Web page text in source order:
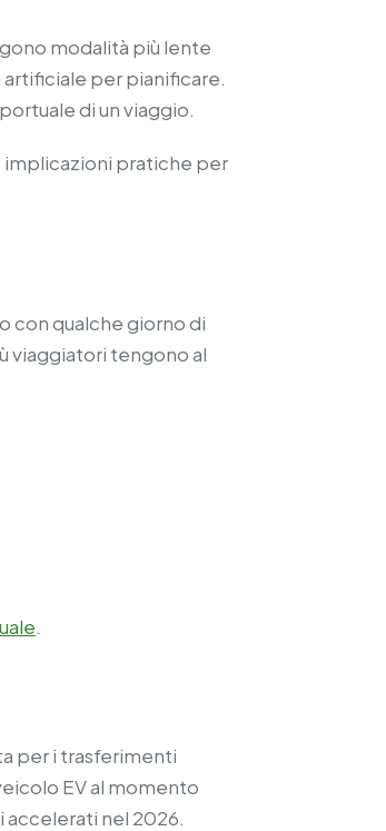
modalità più lente
per pianificare.
di un viaggio.
implicazioni pratiche per
con qualche giorno di
viaggiatori tengono al
.
per i trasferimenti
EV al momento
nel 2026.